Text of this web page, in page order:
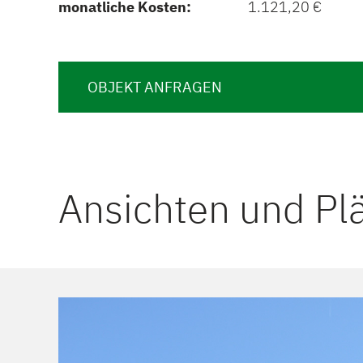
monatliche Kosten: 1.121,20 €
OBJEKT ANFRAGEN
Ansichten und